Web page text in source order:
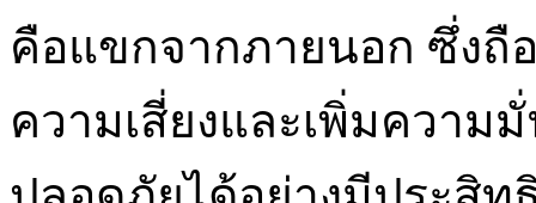
คือแขกจากภายนอก ซึ่งถื
ความเสี่ยงและเพิ่มความ